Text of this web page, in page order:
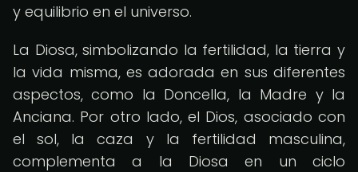
y equilibrio en el universo.
La Diosa, simbolizando la fertilidad, la tierra y
la vida misma, es adorada en sus diferentes
aspectos, como la Doncella, la Madre y la
Anciana. Por otro lado, el Dios, asociado con
el sol, la caza y la fertilidad masculina,
complementa a la Diosa en un ciclo